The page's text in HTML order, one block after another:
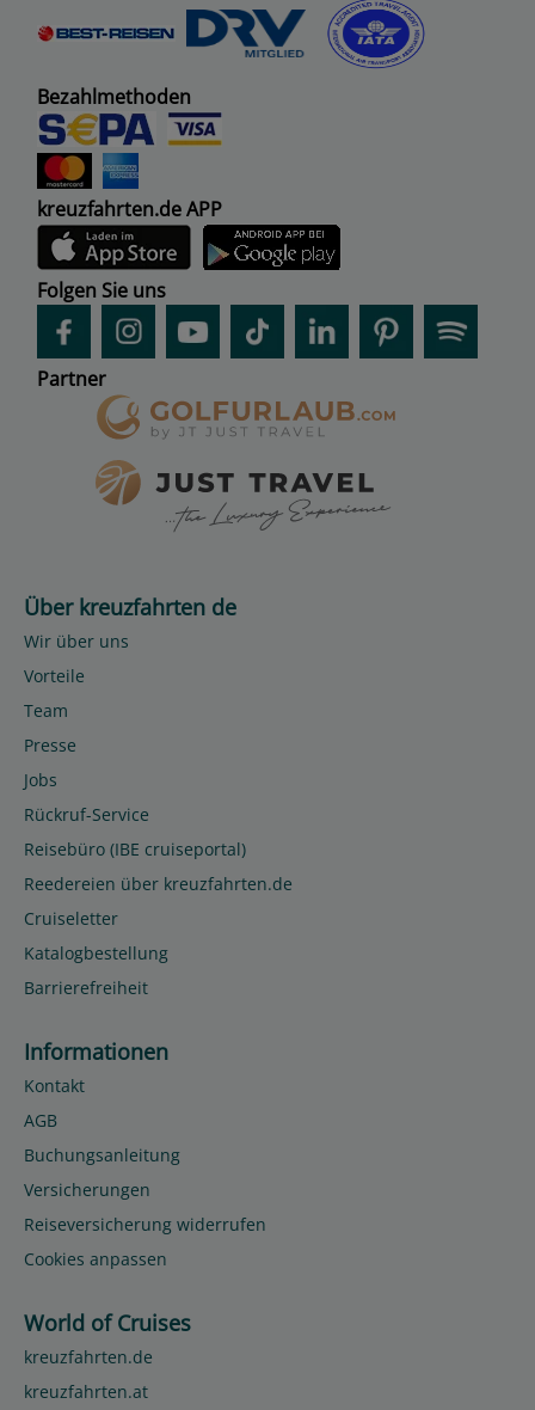
Bezahlmethoden
kreuzfahrten.de APP
Folgen Sie uns
Partner
Über kreuzfahrten de
Wir über uns
Vorteile
Team
Presse
Jobs
Rückruf-Service
Reisebüro (IBE cruiseportal)
Reedereien über kreuzfahrten.de
Cruiseletter
Katalogbestellung
Barrierefreiheit
Informationen
Kontakt
AGB
Buchungsanleitung
Versicherungen
Reiseversicherung widerrufen
Cookies anpassen
World of Cruises
kreuzfahrten.de
kreuzfahrten.at